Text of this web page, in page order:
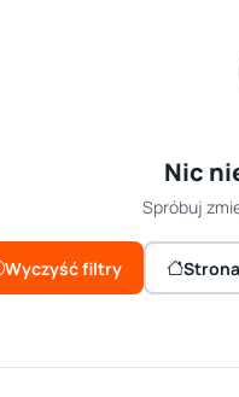
Nic
Spróbuj
Wyczyść filtry